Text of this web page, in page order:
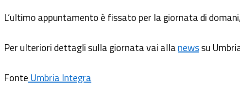
L’ultimo appuntamento è fissato per la giornata di
Per ulteriori dettagli sulla giornata vai allanewssu
Fonte Umbria Integra